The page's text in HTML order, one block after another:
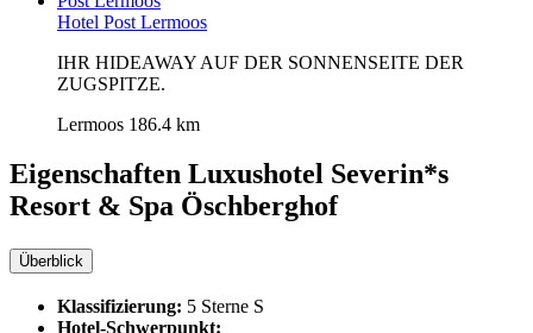
Hotel Post Lermoos
IHR HIDEAWAY AUF DER SONNENSEITE DER
ZUGSPITZE.
Lermoos 186.4 km
Eigenschaften Luxushotel Severin*s
Resort & Spa Öschberghof
Überblick
Klassifizierung: 5 Sterne S
Hotel-Schwerpunkt: